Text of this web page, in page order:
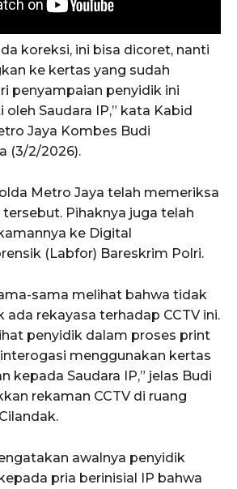
koreksi, ini bisa dicoret, nanti
ke kertas yang sudah
penyampaian penyidik ini
Saudara IP,” kata Kabid
Jaya Kombes Budi
(3/2/2026).
Metro Jaya telah memeriksa
tersebut. Pihaknya juga telah
ke Digital
(Labfor) Bareskrim Polri.
sama melihat bahwa tidak
ada rekayasa terhadap CCTV ini.
penyidik dalam proses print
menggunakan kertas
kepada Saudara IP,” jelas Budi
rekaman CCTV di ruang
awalnya penyidik
pria berinisial IP bahwa